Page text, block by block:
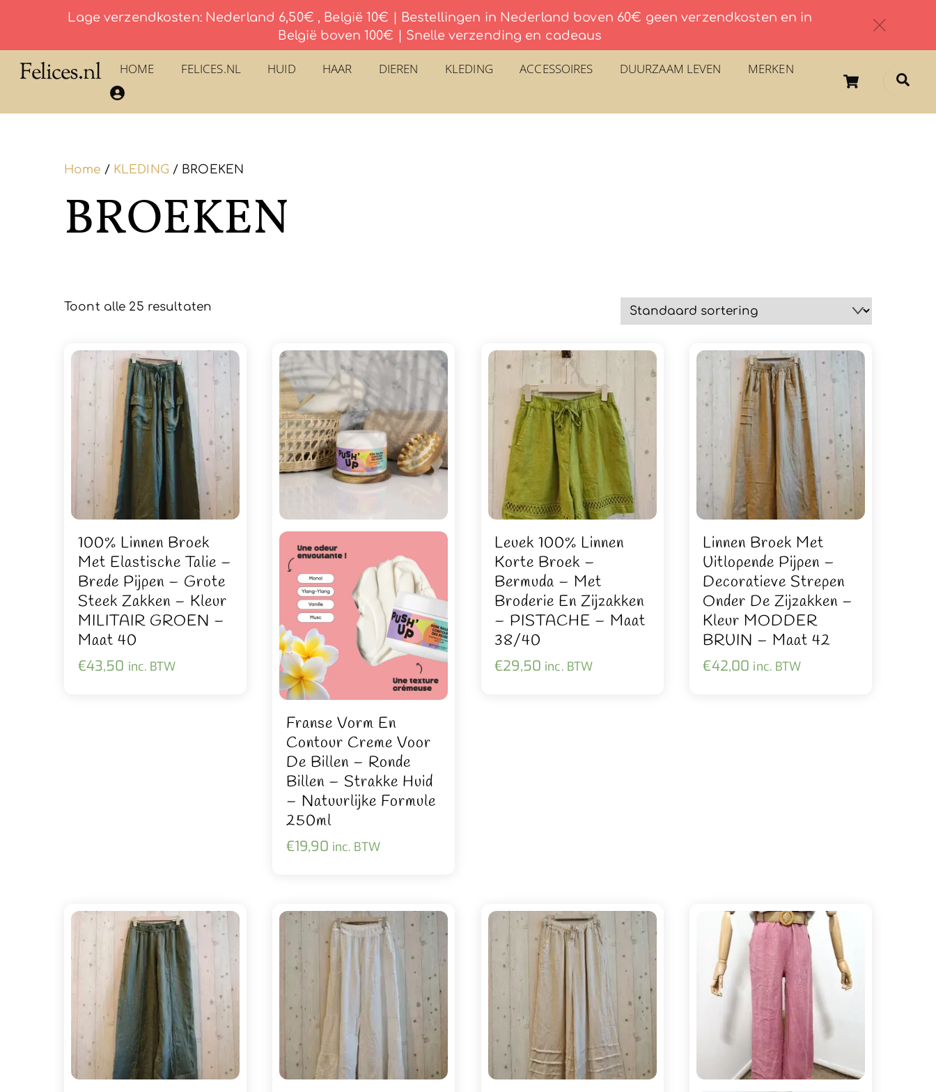
Lage verzendkosten: Nederland 6,50€ , België 10€ | Bestellingen in Nederland boven 60€ geen verzendkosten en in
België boven 100€ | Snelle verzending en cadeaus
c
Felices.nl Cart
HOME FELICES.NL HUID HAAR DIEREN KLEDING ACCESSOIRES DUURZAAM LEVEN MERKEN
Home / KLEDING / BROEKEN
BROEKEN
Toont alle 25 resultaten
100% Linnen Broek
Met Elastische Talie –
Brede Pijpen – Grote
Steek Zakken – Kleur
MILITAIR GROEN –
Maat 40
€43,50 inc. BTW
Franse Vorm En
Contour Creme Voor
De Billen – Ronde
Billen – Strakke Huid
– Natuurlijke Formule
250ml
€19,90 inc. BTW
Leuek 100% Linnen
Korte Broek –
Bermuda – Met
Broderie En Zijzakken
– PISTACHE – Maat
38/40
€29,50 inc. BTW
Linnen Broek Met
Uitlopende Pijpen –
Decoratieve Strepen
Onder De Zijzakken –
Kleur MODDER
BRUIN – Maat 42
€42,00 inc. BTW